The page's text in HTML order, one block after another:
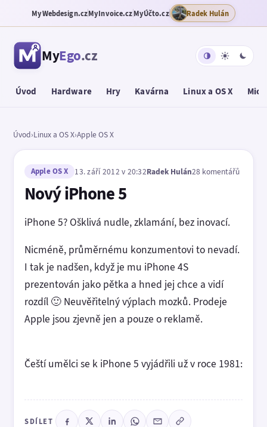
MyWebdesign.czMyInvoice.czMyÚčto.cz Radek Hulán
MyEgo.cz
Úvod Hardware Hry Kavárna Linux a OS X
Úvod›Linux a OS X›Apple OS X
Apple OS X 13. září 2012 v 20:32Radek Hulán28 komentářů
Nový iPhone 5
iPhone 5? Ošklivá nudle, zklamání, bez inovací.
Nicméně, průměrnému konzumentovi to nevadí.
I tak je nadšen, když je mu iPhone 4S
prezentován jako pětka a hned jej chce a vidí
rozdíl 🙂 Neuvěřitelný výplach mozků. Prodeje
Apple jsou zjevně jen a pouze o reklamě.
Čeští umělci se k iPhone 5 vyjádřili už v roce 1981:
SDÍLET